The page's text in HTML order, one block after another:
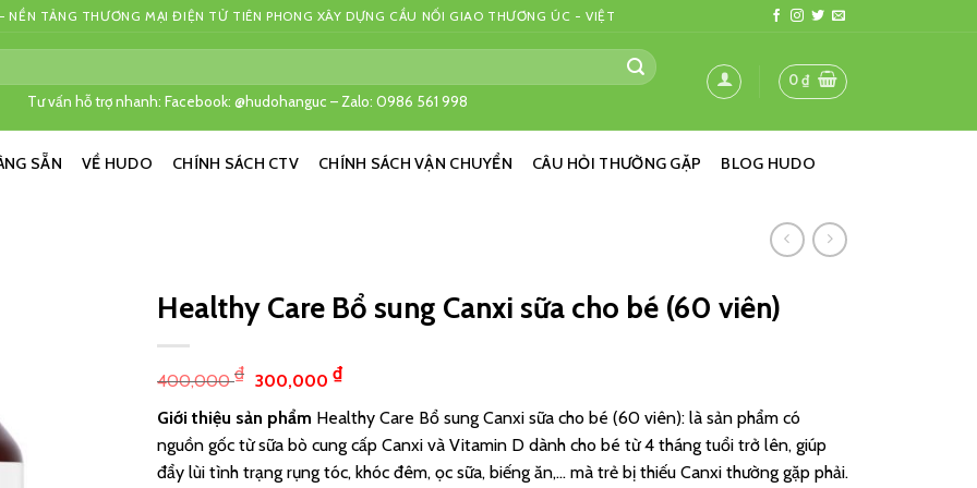
NỀN TẢNG THƯƠNG MẠI ĐIỆN TỬ TIÊN PHONG XÂY DỰNG CẦU NỐI GIAO THƯƠNG ÚC - VIỆT
Tư vấn hỗ trợ nhanh: Facebook: @hudohanguc – Zalo: 0986 561 998
0₫
SẴN VỀ HUDO CHÍNH SÁCH CTV CHÍNH SÁCH VẬN CHUYỂN CÂU HỎI THƯỜNG GẶP BLOG HUDO
Healthy Care Bổ sung Canxi sữa cho bé (60 viên)
400,000₫ 300,000 ₫
Giới thiệu sản phẩm Healthy Care Bổ sung Canxi sữa cho bé (60 viên): là sản phẩm có
nguồn gốc từ sữa bò cung cấp Canxi và Vitamin D dành cho bé từ 4 tháng tuổi trở lên, giúp
đẩy lùi tình trạng rụng tóc, khóc đêm, ọc sữa, biếng ăn,… mà trẻ bị thiếu Canxi thường gặp phải.